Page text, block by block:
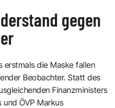
gegen
erstmals die Maske fallen
Beobachter. Statt des
Finanzministers
ÖVP Markus